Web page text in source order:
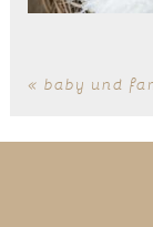
« baby und